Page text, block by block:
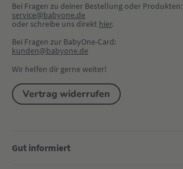
Bei Fragen zu deiner Bestellung oder Produkten:
service@babyone.de
oder schreibe uns direkt hier.
Bei Fragen zur BabyOne-Card:
kunden@babyone.de
Wir helfen dir gerne weiter!
Vertrag widerrufen
Gut informiert